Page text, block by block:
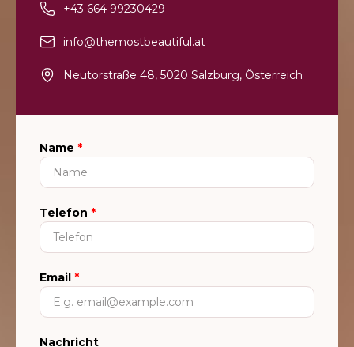
+43 664 99230429
info@themostbeautiful.at
Neutorstraße 48, 5020 Salzburg, Österreich
Name *
Telefon *
Email *
Nachricht